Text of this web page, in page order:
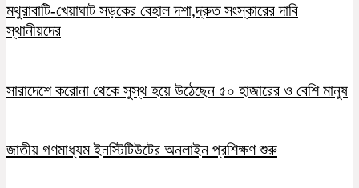
মথুরাবাটি-খেয়াঘাট সড়কের বেহাল দশা,দ্রুত সংস্কারের দাবি
স্থানীয়দের
সারাদেশে করোনা থেকে সুস্থ হয়ে উঠেছেন ৫০ হাজারের ও বেশি মানুষ
জাতীয় গণমাধ্যম ইনস্টিটিউটের অনলাইন প্রশিক্ষণ শুরু